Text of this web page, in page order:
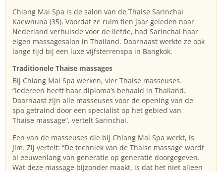
Chiang Mai Spa is de salon van de Thaise Sarinchai
Kaewnuna (35). Voordat ze ruim tien jaar geleden naar
Nederland verhuisde voor de liefde, had Sarinchai haar
eigen massagesalon in Thailand. Daarnaast werkte ze ook
lange tijd bij een luxe vijfsterrenspa in Bangkok.
Traditionele Thaise massages
Bij Chiang Mai Spa werken, vier Thaise masseuses.
“Iedereen heeft haar diploma’s behaald in Thailand.
Daarnaast zijn alle masseuses voor de opening van de
spa getraind door een specialist op het gebied van
Thaise massage”, vertelt Sarinchai.
Een van de masseuses die bij Chiang Mai Spa werkt, is
Jim. Zij vertelt: “De techniek van de Thaise massage wordt
al eeuwenlang van generatie op generatie doorgegeven.
Wat deze massage bijzonder maakt, is dat het niet alleen